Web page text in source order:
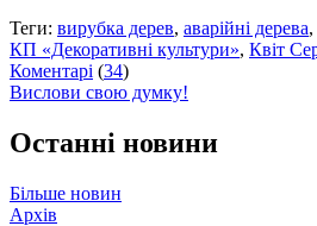
Теги: вирубка дерев, аварійні дерева,
КП «Декоративні культури», Квіт
Коментарі (34)
Вислови свою думку!
Останні новини
Більше новин
Архів